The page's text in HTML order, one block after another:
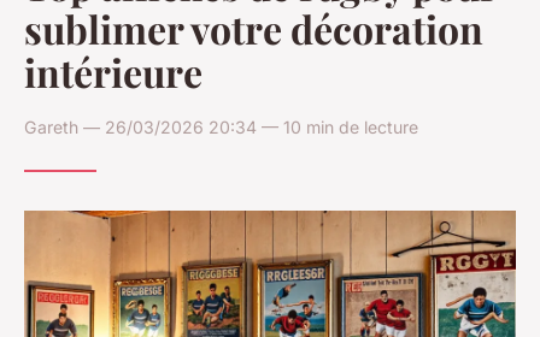
sublimer votre décoration
intérieure
Gareth — 26/03/2026 20:34 — 10 min de lecture